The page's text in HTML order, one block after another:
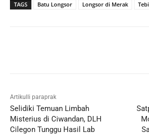
TAGS Batu Longsor Longsor di Merak
Artikulli paraprak
Selidiki Temuan Limbah
Misterius di Ciwandan, DLH
Cilegon Tunggu Hasil Lab